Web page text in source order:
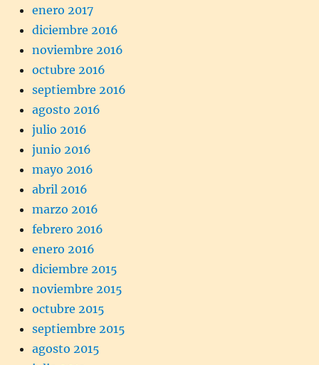
enero 2017
diciembre 2016
noviembre 2016
octubre 2016
septiembre 2016
agosto 2016
julio 2016
junio 2016
mayo 2016
abril 2016
marzo 2016
febrero 2016
enero 2016
diciembre 2015
noviembre 2015
octubre 2015
septiembre 2015
agosto 2015